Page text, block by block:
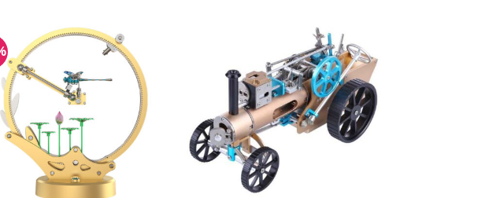
Ajouter
à la
wishlist
Ajouter
à la
wishlist